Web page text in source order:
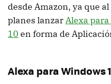
desde Amazon, ya que
planes lanzarAlexa
10 en forma de
Alexa para Windows